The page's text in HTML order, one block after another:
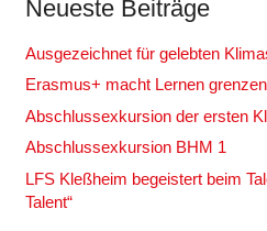
Neueste Beiträge
Ausgezeichnet für gelebten
Erasmus+ macht Lernen
Abschlussexkursion der ersten
Abschlussexkursion BHM 1
LFS Kleßheim begeistert beim
Talent“